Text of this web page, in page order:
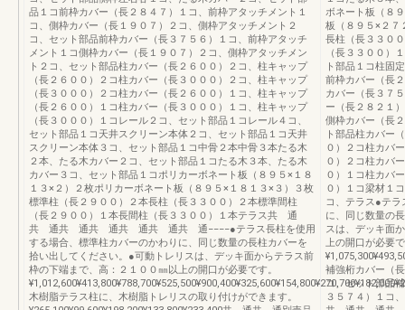
品１コ前枠カバー（長２８４７）１コ、前枠アタッチメント１
コ、側枠カバー（長１９０７）２コ、側枠アタッチメント２
コ、セット部品前枠カバー（長３７５６）１コ、前枠アタッチ
メント１コ側枠カバー（長１９０７）２コ、側枠アタッチメン
ト２コ、セット部品柱カバー（長２６００）２コ、柱キャップ
（長２６００）２コ柱カバー（長３０００）２コ、柱キャップ
（長３０００）２コ柱カバー（長２６００）１コ、柱キャップ
（長２６００）１コ柱カバー（長３０００）１コ、柱キャップ
（長３０００）１コレール２コ、セット部品１コレール４コ、
セット部品１コ天井スクリーン本体２コ、セット部品１コ天井
スクリーン本体３コ、セット部品１コ中骨２本中骨３本たる木
２本、たる木カバー２コ、セット部品１コたる木３本、たる木
カバー３コ、セット部品１コポリカーボネート板（８９５×１８
１３×２）２枚ポリカーボネート板（８９５×１８１３×３）３枚
標準柱（長２９００）２本長柱（長３３００）２本標準間柱
（長２９００）１本長間柱（長３３００）１本テラス共 通
共 通共 通共 通共 通共 通共 通−−−−●テラス長柱を使用
する場合、標準柱カバーのかわりに、同じ数量の長柱カバーを
拾い出してください。●可動トレリスは、デッキ面からテラス前
枠の下端まで、高：２１００㎜以上の開口が必要です。
木樹脂テラス柱に、木樹脂トレリスの取り付けができます。
ボネート板（８
板（８９５×２７
長柱（長３３０
（長３３００）
ト部品１コ柱固
前枠カバー（長
カバー（長３７
ー（長２８２１
側枠カバー（長
ト部品柱カバー
０）２コ柱カバ
０）２コ柱カバ
０）１コ柱カバ
０）１コ梁材１
コ、テラス●テラ
に、同じ数量の
スは、デッキ面
上の開口が必要
補強桁カバー（
コ、セット部品
３５７４）１